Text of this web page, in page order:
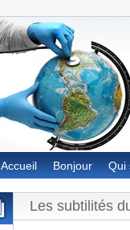
Accueil Bonjour Qui
Les subtilités